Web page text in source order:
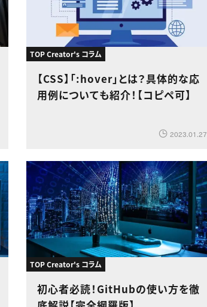
TOP Creator's コラム
【CSS】「:hover」とは？具体的な応
用例についても紹介！【コピペ可】
2023.01.27
TOP Creator's コラム
初心者必読！GitHubの使い方を徹